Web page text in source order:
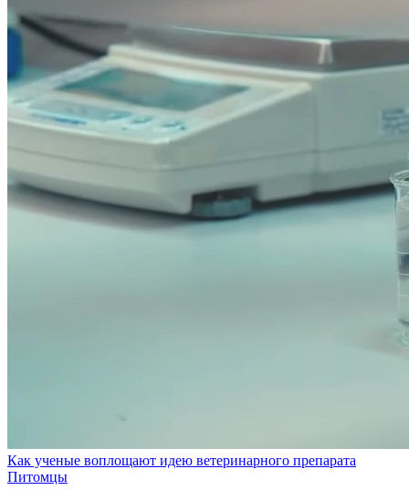
Как ученые воплощают идею ветеринарного препарата
Питомцы